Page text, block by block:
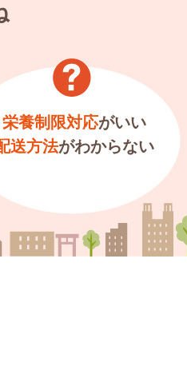
栄養制限対応がいい
送方法がわからない